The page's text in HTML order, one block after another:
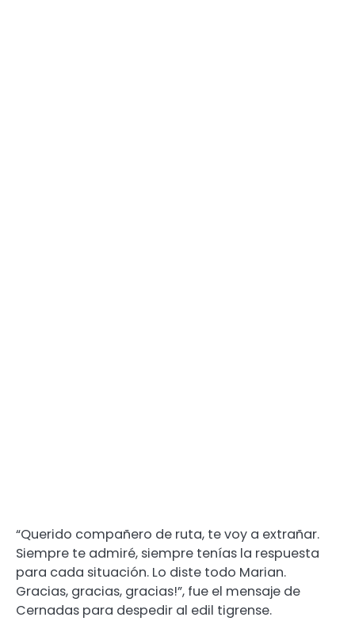
“Querido compañero de ruta, te voy a extrañar.
Siempre te admiré, siempre tenías la respuesta
para cada situación. Lo diste todo Marian.
Gracias, gracias, gracias!”, fue el mensaje de
Cernadas para despedir al edil tigrense.